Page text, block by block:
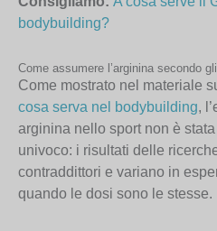
bodybuilding?
Come assumere l’arginina secondo
Come mostrato nel materiale
cosa serva nel bodybuilding,
arginina nello sport non è
univoco: i risultati delle
contraddittori e variano in
quando le dosi sono le stesse.